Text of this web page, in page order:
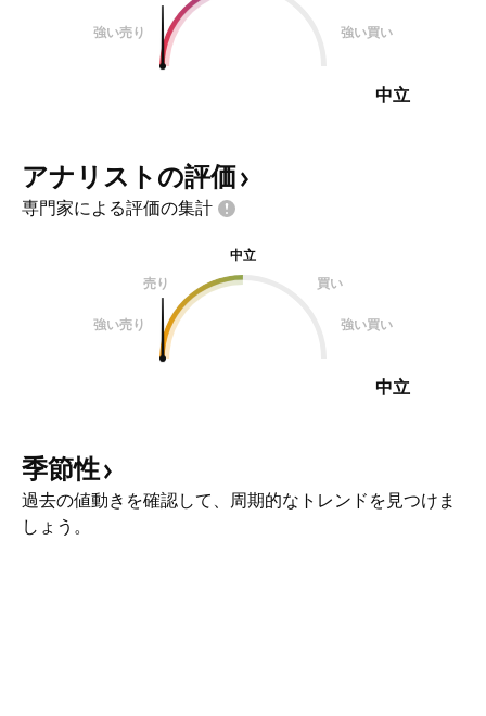
強い売り 強い買い
中立
アナリストの評価
専門家による評価の集計
中立
売り
買い
強い売り 強い買い
中立
季節性
過去の値動きを確認して、周期的なトレンドを見つけま
しょう。